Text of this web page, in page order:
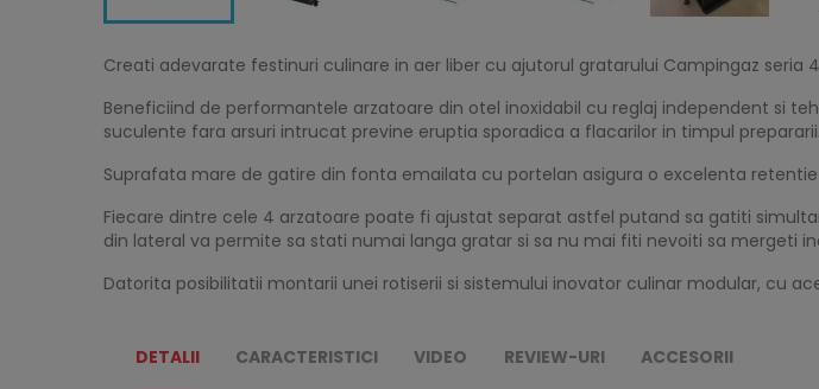
Creati adevarate festinuri culinare in aer liber cu ajutorul gratarului Campingaz seria
Beneficiind de performantele arzatoare din otel inoxidabil cu reglaj independent si
suculente fara arsuri intrucat previne eruptia sporadica a flacarilor in timpul prepararii.
Suprafata mare de gatire din fonta emailata cu portelan asigura o excelenta
Fiecare dintre cele 4 arzatoare poate fi ajustat separat astfel putand sa gatiti
din lateral va permite sa stati numai langa gratar si sa nu mai fiti nevoiti sa mergeti
Datorita posibilitatii montarii unei rotiserii si sistemului inovator culinar modular, cu
DETALII CARACTERISTICI VIDEO REVIEW-URI ACCESORII